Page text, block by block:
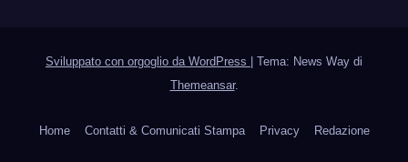
Sviluppato con orgoglio da WordPress
Tema: News Way di
Themeansar.
Home Contatti & Comunicati Stampa Privacy Redazione